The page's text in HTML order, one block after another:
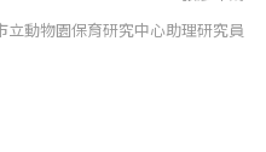
立動物園保育研究中心助理研究員